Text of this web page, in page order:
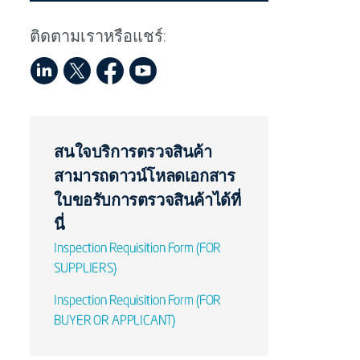
ติดตามเราหรือแชร์:
สนใจบริการตรวจสินค้า
สามารถดาวน์โหลดเอกสาร
ใบขอรับการตรวจสินค้าได้ที่
นี่
Inspection Requisition Form (FOR
SUPPLIERS)
Inspection Requisition Form (FOR
BUYER OR APPLICANT)